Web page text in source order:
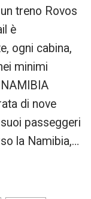
treno Rovos
è
ogni cabina,
minimi
di nove
passeggeri
la Namibia,…